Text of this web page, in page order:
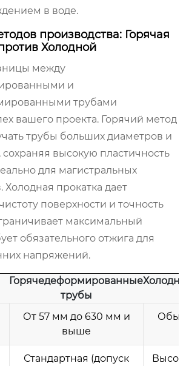
в воде.
производства: Горячая
Холодной
между
и
трубами
вашего проекта. Горячий метод
трубы больших диаметров и
сохраняя высокую пластичность
для магистральных
Холодная прокатка дает
поверхности и точность
максимальный
обязательного отжига для
напряжений.
Горячедеформированные
трубы
От 57 мм до 630 мм и
выше
Стандартная (допуск